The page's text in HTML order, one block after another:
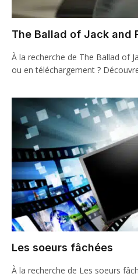
The Ballad of Jack and
À la recherche de The Ballad of
ou en téléchargement ?
Les soeurs fâchées
À la recherche de Les soeurs